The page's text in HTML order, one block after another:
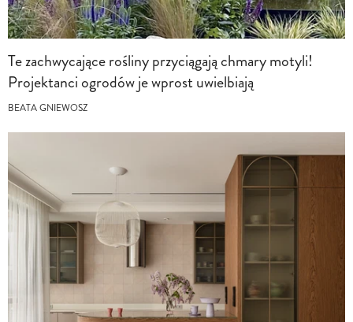
Te zachwycające rośliny przyciągają chmary motyli!
Projektanci ogrodów je wprost uwielbiają
BEATA GNIEWOSZ